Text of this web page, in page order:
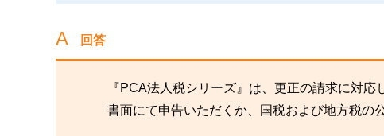
回答
『PCA法人税シリーズ』は、更正の請求に対応
書面にて申告いただくか、国税および地方税の